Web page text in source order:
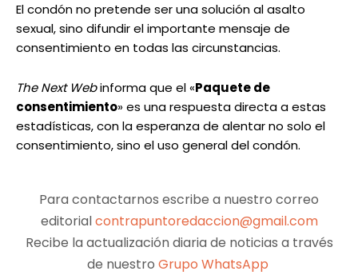
El condón no pretende ser una solución al asalto
sexual, sino difundir el importante mensaje de
consentimiento en todas las circunstancias.
The Next Webinforma que el «Paquete de
consentimiento» es una respuesta directa a estas
estadísticas, con la esperanza de alentar no solo el
consentimiento, sino el uso general del condón.
Para contactarnos escribe a nuestro correo
editorialcontrapuntoredaccion@gmail.com
Recibe la actualización diaria de noticias a través
de nuestro Grupo WhatsApp